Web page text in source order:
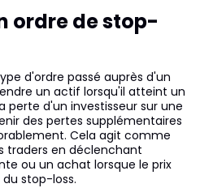
ordre de stop-
d'ordre passé auprès d'un
un actif lorsqu'il atteint un
perte d'un investisseur sur une
des pertes supplémentaires
Cela agit comme
traders en déclenchant
ou un achat lorsque le prix
stop-loss.